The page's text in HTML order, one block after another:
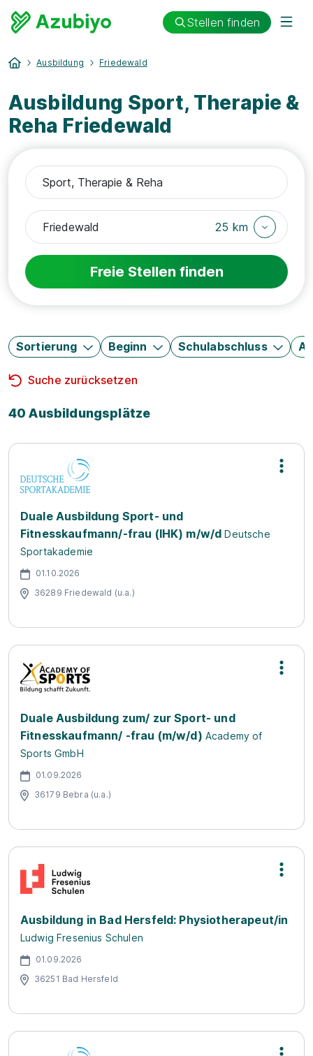
Stellen finden
Ausbildung Friedewald
Ausbildung Sport, Therapie &
Reha Friedewald
25 km
Freie Stellen finden
Sortierung Beginn Schulabschluss
Suche zurücksetzen
40 Ausbildungsplätze
Duale Ausbildung Sport- und
Fitnesskaufmann/-frau (IHK) m/w/d Deutsche
Sportakademie
01.10.2026
36289 Friedewald (u.a.)
Duale Ausbildung zum/ zur Sport- und
Fitnesskaufmann/ -frau (m/w/d) Academy of
Sports GmbH
01.09.2026
36179 Bebra (u.a.)
Ausbildung in Bad Hersfeld: Physiotherapeut/in
Ludwig Fresenius Schulen
01.09.2026
36251 Bad Hersfeld